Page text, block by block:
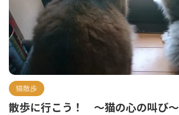
猫散歩
散歩に行こう！ ～猫の心の叫び～